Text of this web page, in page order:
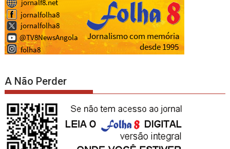
A Não Perder